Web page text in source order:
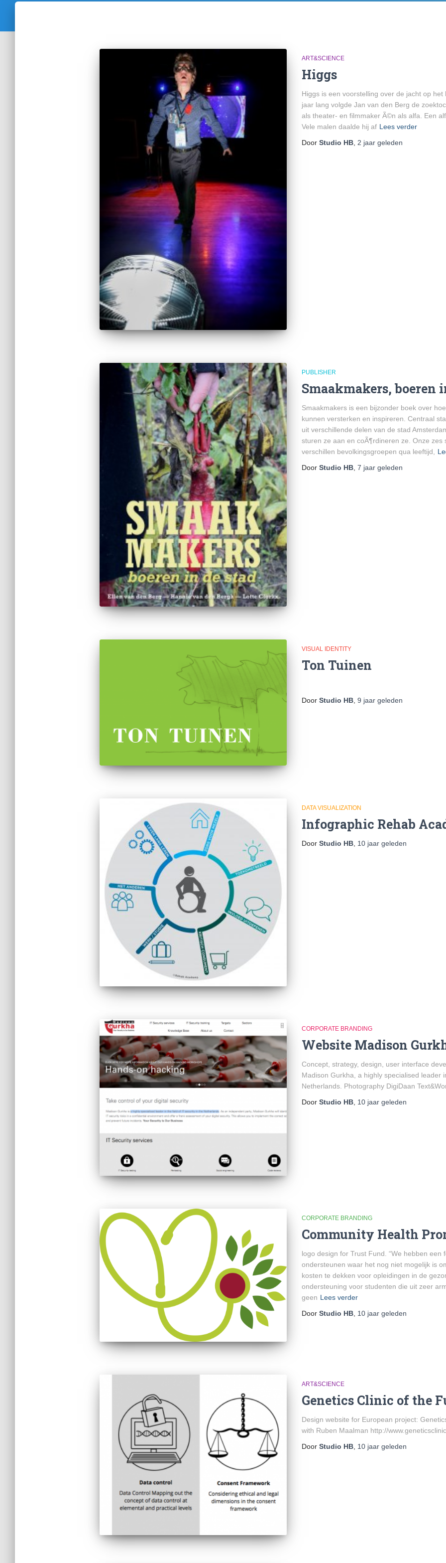
ART&SCIENCE
Higgs
Higgs is een voorstelling over de jacht op
jaar lang volgde Jan van den Berg de
als theater- en filmmaker Ã©n als alfa. Een
Vele malen daalde hij af Lees verder
Door Studio HB, 2 jaargeleden
PUBLISHER
Smaakmakers, boeren
Smaakmakers is een bijzonder boek over
kunnen versterken en inspireren. Centraal
uit verschillende delen van de stad
sturen ze aan en coÃ¶rdineren ze. Onze zes
verschillen bevolkingsgroepen qua leeftijd,
Door Studio HB, 7 jaargeleden
VISUAL IDENTITY
Ton Tuinen
Door Studio HB, 9 jaargeleden
DATA VISUALIZATION
Infographic Rehab
Door Studio HB, 10 jaargeleden
CORPORATE BRANDING
Website Madison
Concept, strategy, design, user interface
Madison Gurkha, a highly specialised leader
Netherlands. Photography DigiDaan
Door Studio HB, 10 jaargeleden
CORPORATE BRANDING
Community Health
logo design for Trust Fund. “We hebben
ondersteunen waar het nog niet mogelijk is
kosten te dekken voor opleidingen in de
ondersteuning voor studenten die uit zeer
geen Lees verder
Door Studio HB, 10 jaargeleden
ART&SCIENCE
Genetics Clinic of the
Design website for European project:
with Ruben Maalman http://
Door Studio HB, 10 jaargeleden